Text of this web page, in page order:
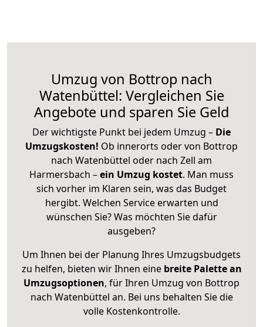
Umzug von Bottrop nach
Watenbüttel: Vergleichen Sie
Angebote und sparen Sie Geld
Der wichtigste Punkt bei jedem Umzug – Die
Umzugskosten! Ob innerorts oder von Bottrop
nach Watenbüttel oder nach Zell am
Harmersbach –ein Umzug kostet. Man muss
sich vorher im Klaren sein, was das Budget
hergibt. Welchen Service erwarten und
wünschen Sie? Was möchten Sie dafür
ausgeben?
Um Ihnen bei der Planung Ihres Umzugsbudgets
zu helfen, bieten wir Ihnen eine breite Palette an
Umzugsoptionen, für Ihren Umzug von Bottrop
nach Watenbüttel an. Bei uns behalten Sie die
volle Kostenkontrolle.